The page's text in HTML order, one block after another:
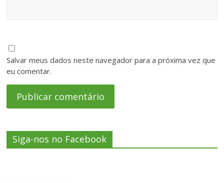
Salvar meus dados neste navegador para a próxima vez que
eu comentar.
Siga-nos no Facebook